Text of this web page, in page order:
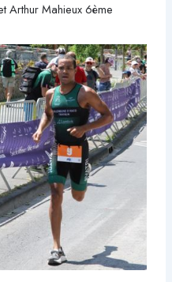
Arthur Mahieux 6ème